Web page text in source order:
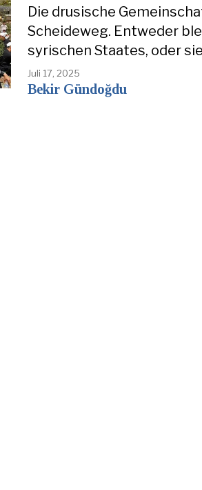
Die drusische
Scheideweg. Entweder
syrischen Staates, oder
Juli 17, 2025
Bekir Gündoğdu